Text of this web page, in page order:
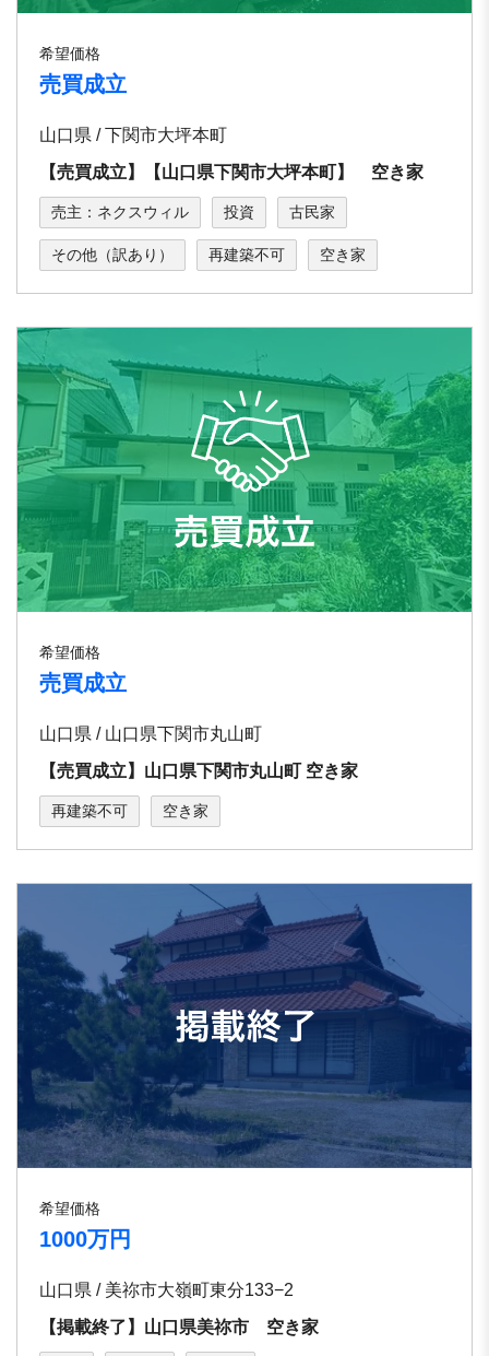
希望価格
売買成立
山口県 / 下関市大坪本町
【売買成立】【山口県下関市大坪本町】 空き家
売主：ネクスウィル 投資 古民家
その他（訳あり） 再建築不可 空き家
希望価格
売買成立
山口県 / 山口県下関市丸山町
【売買成立】山口県下関市丸山町 空き家
再建築不可 空き家
希望価格
1000万円
山口県 / 美祢市大嶺町東分133−2
【掲載終了】山口県美祢市 空き家